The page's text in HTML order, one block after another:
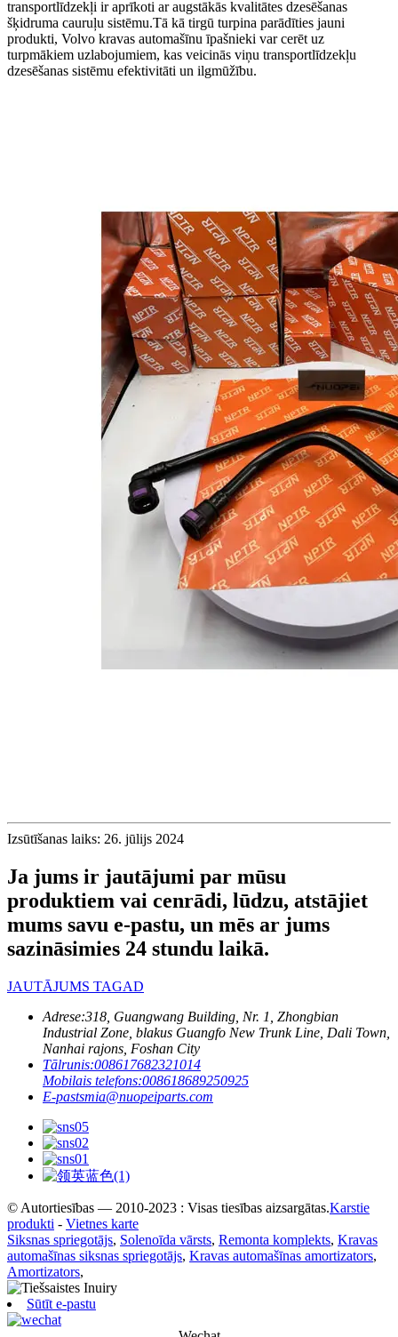
transportlīdzekļi ir aprīkoti ar augstākās kvalitātes dzesēšanas
šķidruma cauruļu sistēmu.Tā kā tirgū turpina parādīties jauni
produkti, Volvo kravas automašīnu īpašnieki var cerēt uz
turpmākiem uzlabojumiem, kas veicinās viņu transportlīdzekļu
dzesēšanas sistēmu efektivitāti un ilgmūžību.
Izsūtīšanas laiks: 26. jūlijs 2024
Ja jums ir jautājumi par mūsu
produktiem vai cenrādi, lūdzu, atstājiet
mums savu e-pastu, un mēs ar jums
sazināsimies 24 stundu laikā.
JAUTĀJUMS TAGAD
Adrese:318, Guangwang Building, Nr. 1, Zhongbian
Industrial Zone, blakus Guangfo New Trunk Line, Dali Town,
Nanhai rajons, Foshan City
Tālrunis:008617682321014
Mobilais telefons:008618689250925
E-pastsmia@nuopeiparts.com
© Autortiesības — 2010-2023 : Visas tiesības aizsargātas.Karstie
produkti - Vietnes karte
Siksnas spriegotājs, Solenoīda vārsts, Remonta komplekts, Kravas
automašīnas siksnas spriegotājs, Kravas automašīnas amortizators,
Amortizators,
Sūtīt e-pastu